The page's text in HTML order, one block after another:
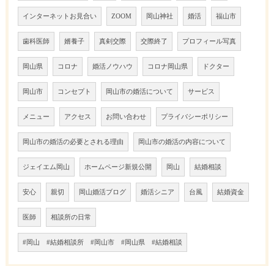
インターネットお見合い ZOOM 岡山神社 婚活 福山市
歯科医師 婿養子 真剣交際 交際終了 プロフィール写真
岡山県 コロナ 婚活ノウハウ コロナ岡山県 ドクター
岡山市 コンセプト 岡山市の婚活について サービス
メニュー アクセス お問い合わせ プライバシーポリシー
岡山市の婚活の必要とされる理由 岡山市の婚活の内容について
ジェイエム岡山 ホームページ新規公開 岡山 結婚相談
安心 親切 岡山婚活ブログ 婚活シニア 台風 結婚資金
医師 相談所の日常
#岡山 #結婚相談所 #岡山市 #岡山県 #結婚相談